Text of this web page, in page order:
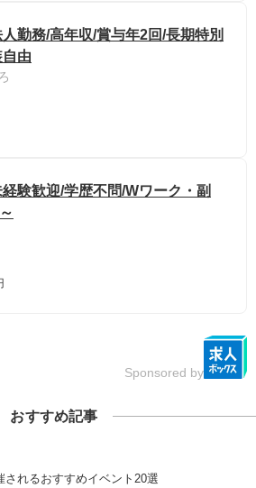
勤務/高年収/賞与年2回/長期特別
由
験歓迎/学歴不問/Wワーク・副
Sponsored by
おすすめ記事
されるおすすめイベント20選